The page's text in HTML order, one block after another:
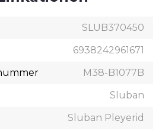
SLUB370450
6938242961671
M38-B1077B
Sluban
Sluban Pleyerid